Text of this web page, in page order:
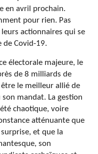
en avril prochain.
pour rien. Pas
actionnaires qui se
de Covid-19.
électorale majeure, le
de 8 milliards de
le meilleur allié de
mandat. La gestion
chaotique, voire
atténuante que
et que la
son